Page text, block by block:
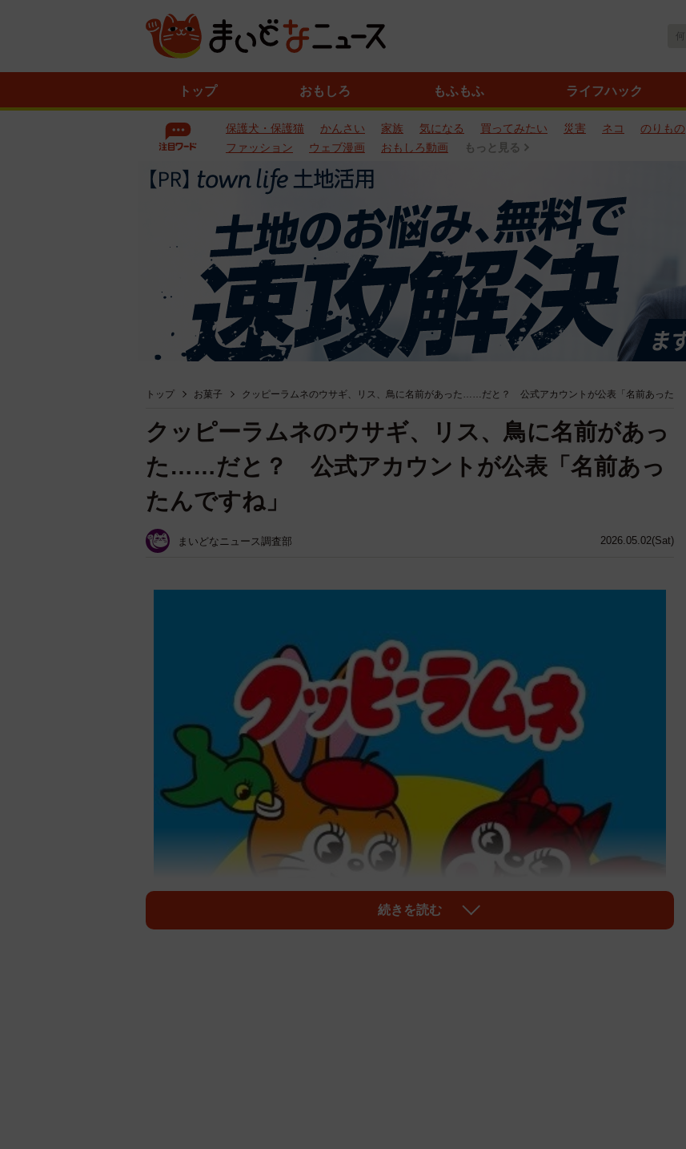
トップ おもしろ もふもふ ライフハック
保護犬・保護猫 かんさい 家族 気になる 買ってみたい 災害 ネコ のりもの
ファッション
ウェブ漫画 おもしろ動画 もっと見る
トップ お菓子 クッピーラムネのウサギ、リス、鳥に名前があった……だと？ 公式アカウントが公表「名前あった
2026.05.02(Sat)
クッピーラムネのウサギ、リス、鳥に名前があっ
た……だと？ 公式アカウントが公表「名前あっ
たんですね」
まいどなニュース調査部
続きを読む